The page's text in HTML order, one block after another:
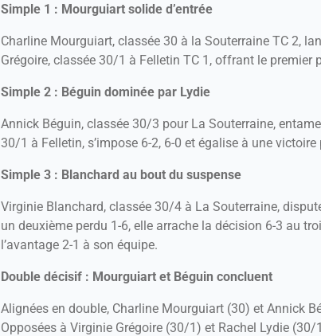
Simple 1 : Mourguiart solide d’entrée
Charline Mourguiart, classée 30 à la Souterraine TC 2,
Grégoire, classée 30/1 à Felletin TC 1, offrant le premier
Simple 2 : Béguin dominée par Lydie
Annick Béguin, classée 30/3 pour La Souterraine,
30/1 à Felletin, s’impose 6-2, 6-0 et égalise à une victoire
Simple 3 : Blanchard au bout du suspense
Virginie Blanchard, classée 30/4 à La Souterraine,
un deuxième perdu 1-6, elle arrache la décision 6-3 au
l’avantage 2-1 à son équipe.
Double décisif : Mourguiart et Béguin concluent
Alignées en double, Charline Mourguiart (30) et Annick
Opposées à Virginie Grégoire (30/1) et Rachel Lydie